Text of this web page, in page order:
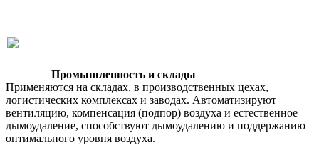
Промышленность и склады
Применяются на складах, в производственных цехах,
логистических комплексах и заводах. Автоматизируют
вентиляцию, компенсация (подпор) воздуха и естественное
дымоудаление, способствуют дымоудалению и поддержанию
оптимального уровня воздуха.